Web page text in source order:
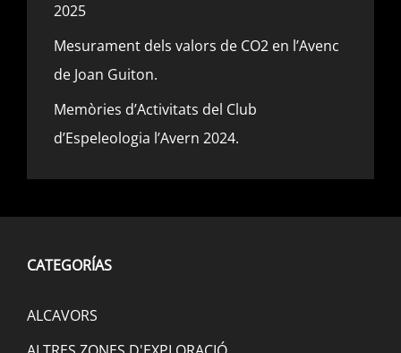
2025
Mesurament dels valors de CO2 en l’Avenc
de Joan Guiton.
Memòries d’Activitats del Club
d’Espeleologia l’Avern 2024.
CATEGORÍAS
ALCAVORS